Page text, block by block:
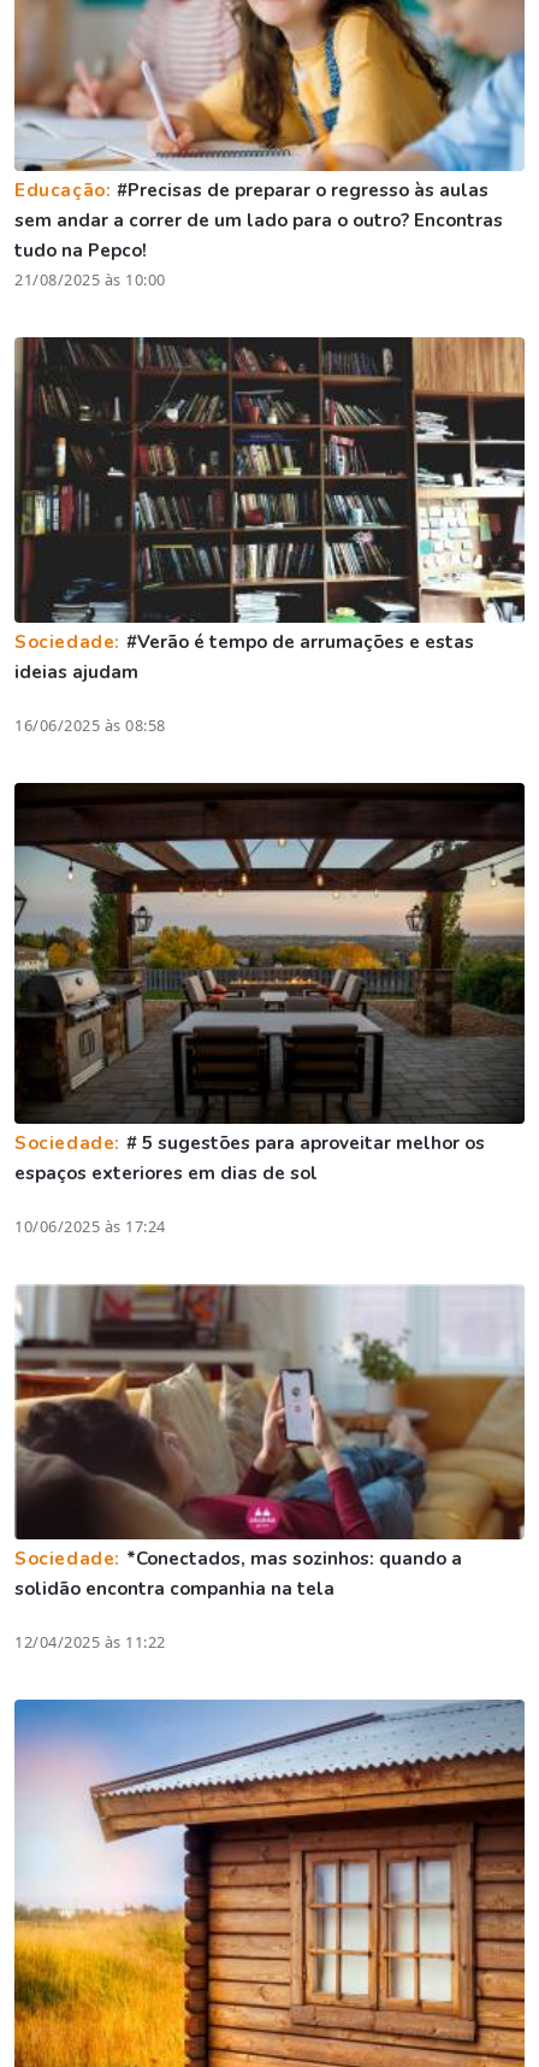
Educação:#Precisas de preparar o regresso às aulas
sem andar a correr de um lado para o outro? Encontras
tudo na Pepco!
21/08/2025 às 10:00
Sociedade: #Verão é tempo de arrumações e estas
ideias ajudam
16/06/2025 às 08:58
Sociedade: # 5 sugestões para aproveitar melhor os
espaços exteriores em dias de sol
10/06/2025 às 17:24
Sociedade: *Conectados, mas sozinhos: quando a
solidão encontra companhia na tela
12/04/2025 às 11:22